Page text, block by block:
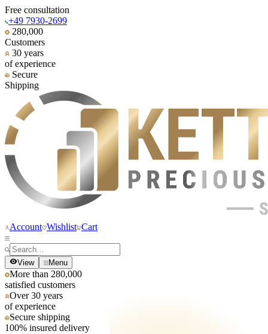
Free consultation
+49 7930-2699
280,000
Customers
30 years
of experience
Secure
Shipping
Account Wishlist Cart
View Menu
More than 280,000
satisfied customers
Over 30 years
of experience
Secure shipping
100% insured delivery